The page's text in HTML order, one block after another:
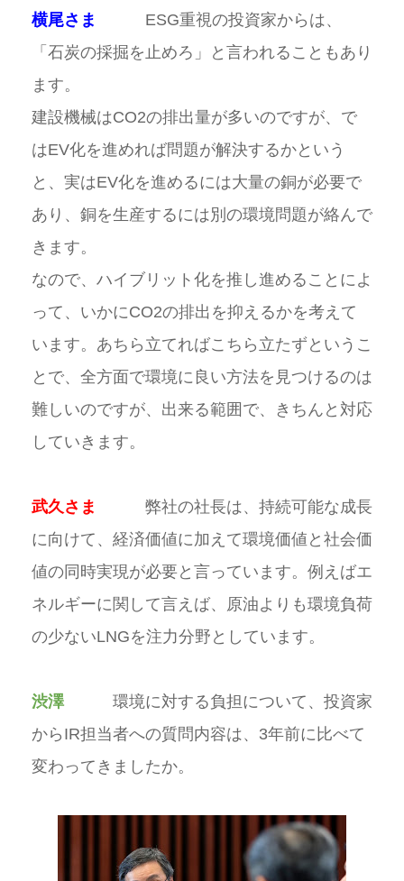
横尾さま
ESG重視の投資家からは、
「石炭の採掘を止めろ」と言われることもあり
ます。
建設機械はCO2の排出量が多いのですが、で
はEV化を進めれば問題が解決するかという
と、実はEV化を進めるには大量の銅が必要で
あり、銅を生産するには別の環境問題が絡んで
きます。
なので、ハイブリット化を推し進めることによ
って、いかにCO2の排出を抑えるかを考えて
います。あちら立てればこちら立たずというこ
とで、全方面で環境に良い方法を見つけるのは
難しいのですが、出来る範囲で、きちんと対応
していきます。
武久さま
弊社の社長は、持続可能な成長
に向けて、経済価値に加えて環境価値と社会価
値の同時実現が必要と言っています。例えばエ
ネルギーに関して言えば、原油よりも環境負荷
の少ないLNGを注力分野としています。
渋澤環境に対する負担について、投資家
からIR担当者への質問内容は、3年前に比べて
変わってきましたか。